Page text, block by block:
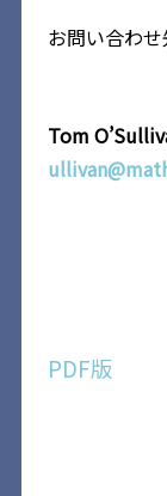
お問い合わせ
Tom
PDF版